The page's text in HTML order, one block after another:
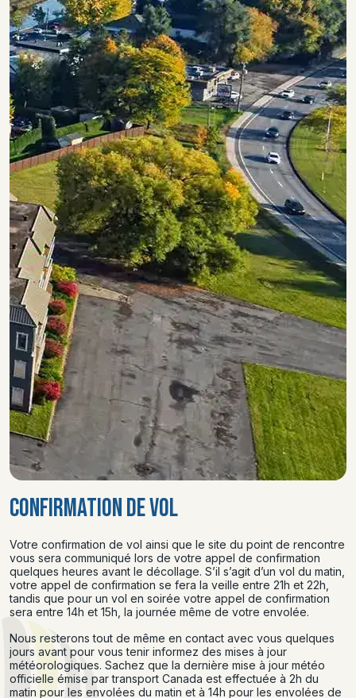
CONFIRMATION DE VOL
Votre confirmation de vol ainsi que le site du point de rencontre
vous sera communiqué lors de votre appel de confirmation
quelques heures avant le décollage. S’il s’agit d’un vol du matin,
votre appel de confirmation se fera la veille entre 21h et 22h,
tandis que pour un vol en soirée votre appel de confirmation
sera entre 14h et 15h, la journée même de votre envolée.
Nous resterons tout de même en contact avec vous quelques
jours avant pour vous tenir informez des mises à jour
météorologiques. Sachez que la dernière mise à jour météo
officielle émise par transport Canada est effectuée à 2h du
matin pour les envolées du matin et à 14h pour les envolées de